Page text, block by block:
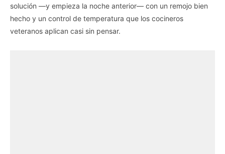
solución —y empieza la noche anterior— con un remojo bien
hecho y un control de temperatura que los cocineros
veteranos aplican casi sin pensar.